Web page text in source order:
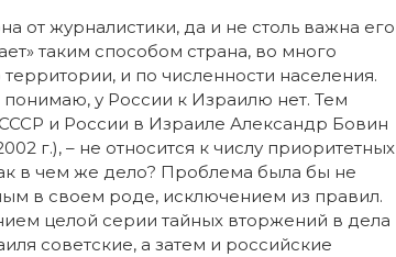
от журналистики, да и не столь важна его
таким способом страна, во много
и по численности населения.
понимаю, у России к Израилю нет. Тем
и России в Израиле Александр Бовин
г.), – не относится к числу приоритетных
в чем же дело? Проблема была бы не
в своем роде, исключением из правил.
целой серии тайных вторжений в дела
советские, а затем и российские